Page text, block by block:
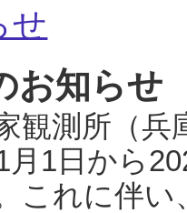
せ
お知らせ
観測所（
月1日から
これに伴い